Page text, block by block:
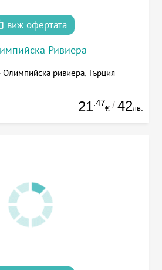
виж офертата
Ривиера
ривиера, Гърция
21.47
€ / 42лв.